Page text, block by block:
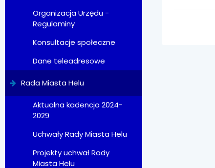
Organizacja Urzędu -
Regulaminy
Konsultacje społeczne
Dane teleadresowe
Rada Miasta Helu
Aktualna kadencja 2024-
2029
Uchwały Rady Miasta Helu
Projekty uchwał Rady
Miasta Helu